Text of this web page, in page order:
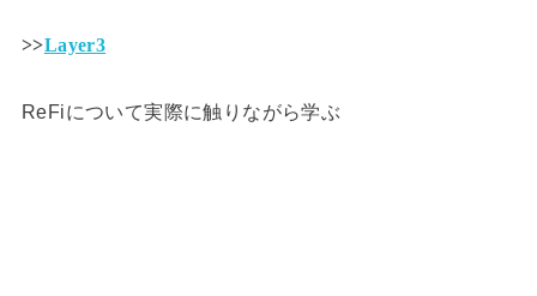
>>Layer3
ReFiについて実際に触りながら学ぶ